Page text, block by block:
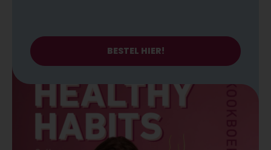
BESTEL HIER!